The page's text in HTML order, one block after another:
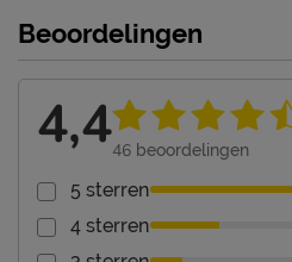
Beoordelingen
4,446 beoordelingen
5 sterren
4 sterren